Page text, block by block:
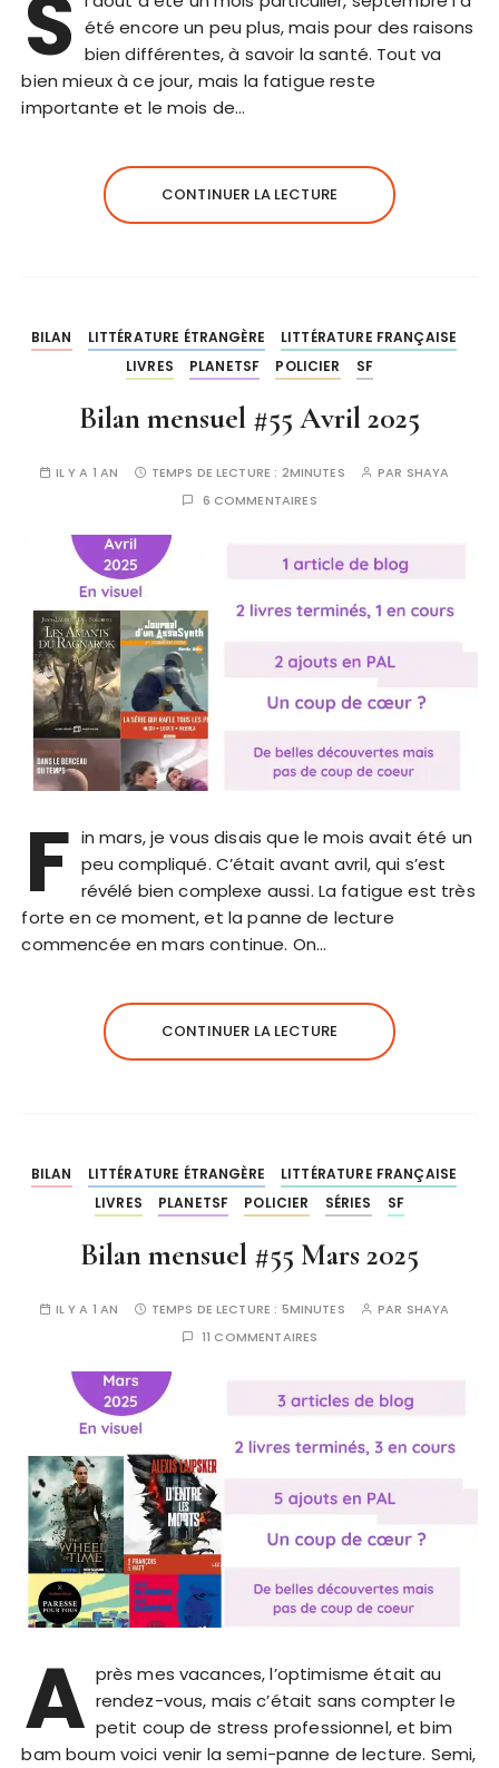
S été encore un peu plus, mais pour des raisons
bien différentes, à savoir la santé. Tout va
bien mieux à ce jour, mais la fatigue reste
importante et le mois de…
CONTINUER LA LECTURE
BILAN LITTÉRATURE ÉTRANGÈRE
LITTÉRATURE FRANÇAISE
LIVRES
PLANETSF POLICIER SF
Bilan mensuel #55 Avril 2025
IL Y A 1 AN TEMPS DE LECTURE : 2MINUTES PAR SHAYA
6 COMMENTAIRES
F in mars, je vous disais que le mois avait été un
peu compliqué. C’était avant avril, qui s’est
révélé bien complexe aussi. La fatigue est très
forte en ce moment, et la panne de lecture
commencée en mars continue. On…
CONTINUER LA LECTURE
BILAN LITTÉRATURE ÉTRANGÈRE
LITTÉRATURE FRANÇAISE
LIVRES
PLANETSF POLICIER SÉRIES SF
Bilan mensuel #55 Mars 2025
IL Y A 1 AN TEMPS DE LECTURE : 5MINUTES PAR SHAYA
11 COMMENTAIRES
A près mes vacances, l’optimisme était au
rendez-vous, mais c’était sans compter le
petit coup de stress professionnel, et bim
bam boum voici venir la semi-panne de lecture. Semi,